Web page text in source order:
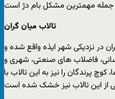
تالاب میان گران
در نزدیکی شهر ایذه واقع شده و
فاضلاب های صنعتی، شهری و
پرندگان را نیز به این تالاب با